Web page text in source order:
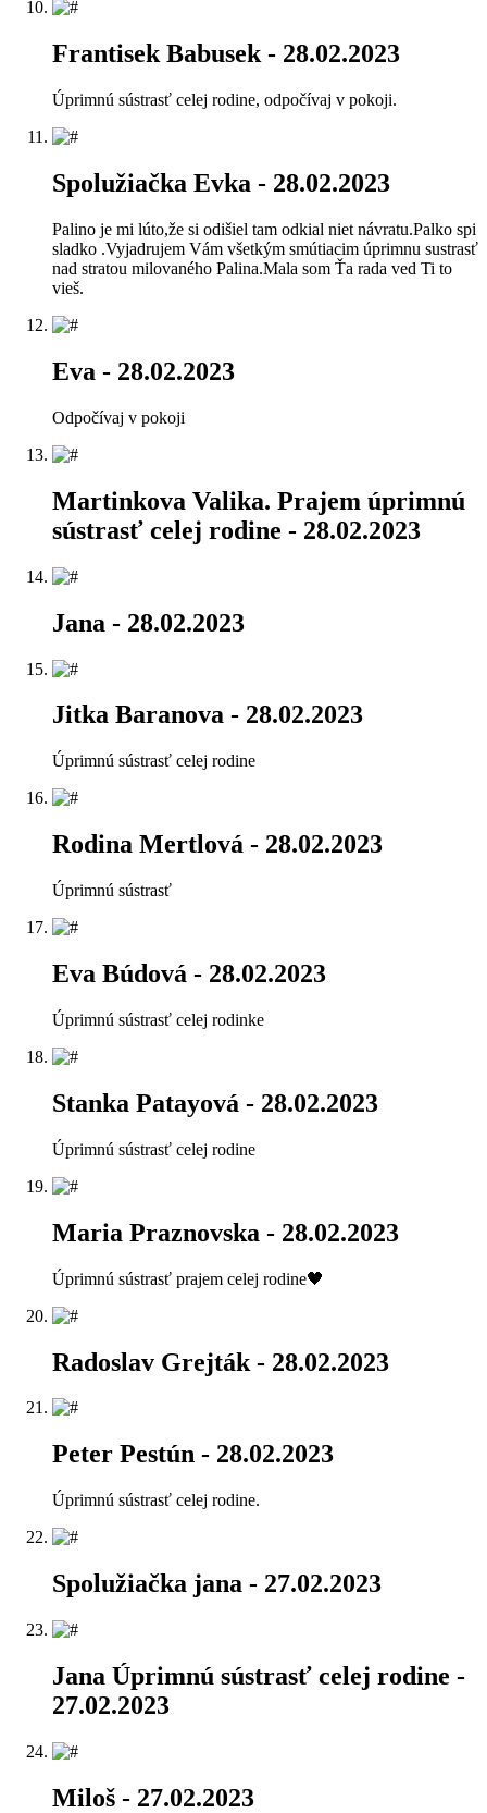
Frantisek Babusek- 28.02.2023
Úprimnú sústrasť celej rodine, odpočívaj v pokoji.
Spolužiačka Evka - 28.02.2023
Palino je mi lúto,že si odišiel tam odkial niet návratu.Palko spi
sladko .Vyjadrujem Vám všetkým smútiacim úprimnu sustrasť
nad stratou milovaného Palina.Mala som Ťa rada ved Ti to
vieš.
Eva - 28.02.2023
Odpočívaj v pokoji
Martinkova Valika. Prajem úprimnú
sústrasť celej rodine - 28.02.2023
Jana - 28.02.2023
Jitka Baranova - 28.02.2023
Úprimnú sústrasť celej rodine
Rodina Mertlová - 28.02.2023
Úprimnú sústrasť
Eva Búdová - 28.02.2023
Úprimnú sústrasť celej rodinke
Stanka Patayová - 28.02.2023
Úprimnú sústrasť celej rodine
Maria Praznovska - 28.02.2023
Úprimnú sústrasť prajem celej rodine🖤
Radoslav Grejták - 28.02.2023
Peter Pestún - 28.02.2023
Úprimnú sústrasť celej rodine.
Spolužiačka jana - 27.02.2023
Jana Úprimnú sústrasť celej rodine -
27.02.2023
Miloš - 27.02.2023